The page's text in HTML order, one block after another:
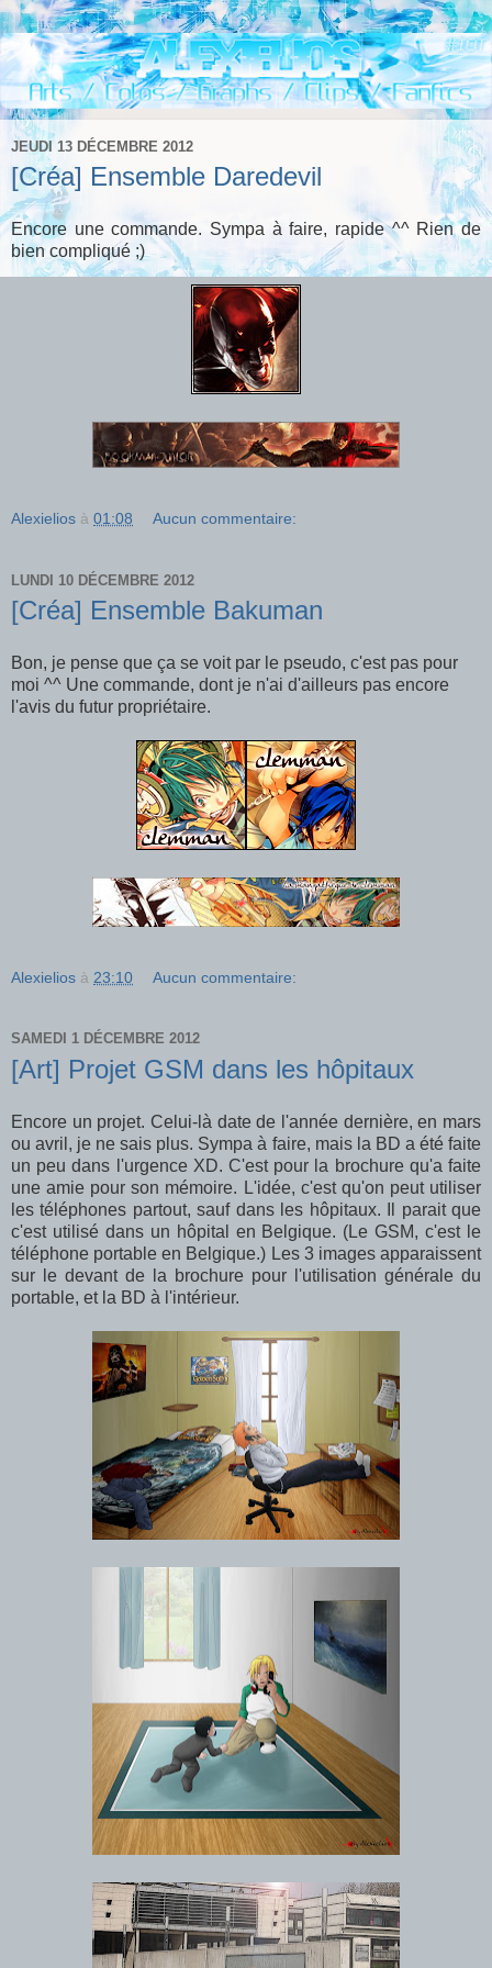
JEUDI 13 DÉCEMBRE 2012
[Créa] Ensemble Daredevil
Encore une commande. Sympa à faire, rapide ^^ Rien de
bien compliqué ;)
Alexielios à 01:08 Aucun commentaire:
LUNDI 10 DÉCEMBRE 2012
[Créa] Ensemble Bakuman
Bon, je pense que ça se voit par le pseudo, c'est pas pour
moi ^^ Une commande, dont je n'ai d'ailleurs pas encore
l'avis du futur propriétaire.
Alexielios à 23:10 Aucun commentaire:
SAMEDI 1 DÉCEMBRE 2012
[Art] Projet GSM dans les hôpitaux
Encore un projet. Celui-là date de l'année dernière, en mars
ou avril, je ne sais plus. Sympa à faire, mais la BD a été faite
un peu dans l'urgence XD. C'est pour la brochure qu'a faite
une amie pour son mémoire. L'idée, c'est qu'on peut utiliser
les téléphones partout, sauf dans les hôpitaux. Il parait que
c'est utilisé dans un hôpital en Belgique. (Le GSM, c'est le
téléphone portable en Belgique.) Les 3 images apparaissent
sur le devant de la brochure pour l'utilisation générale du
portable, et la BD à l'intérieur.